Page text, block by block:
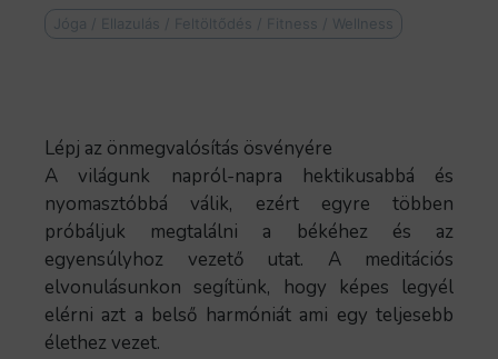
Jóga / Ellazulás / Feltöltődés / Fitness / Wellness
Lépj az önmegvalósítás ösvényére
A világunk napról-napra hektikusabbá és
nyomasztóbbá válik, ezért egyre többen
próbáljuk megtalálni a békéhez és az
egyensúlyhoz vezető utat. A meditációs
elvonulásunkon segítünk, hogy képes legyél
elérni azt a belső harmóniát ami egy teljesebb
élethez vezet.